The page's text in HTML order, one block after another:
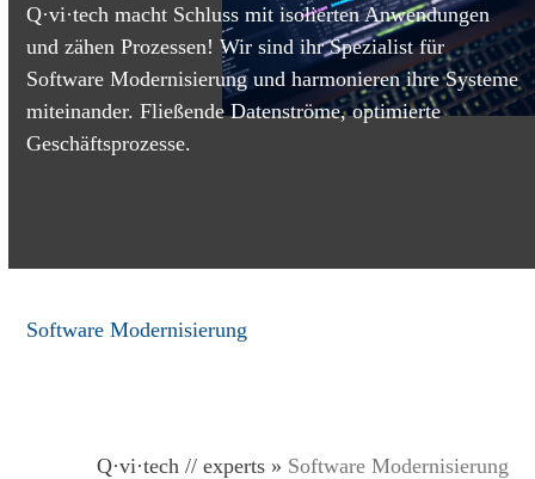
Q·vi·tech macht Schluss mit isolierten Anwendungen
und zähen Prozessen! Wir sind ihr Spezialist für
Software Modernisierung und harmonieren ihre Systeme
miteinander. Fließende Datenströme, optimierte
Geschäftsprozesse.
Software Modernisierung
Q·vi·tech // experts» Software Modernisierung